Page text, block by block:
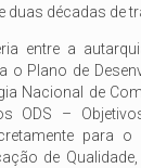
décadas de
entre a
o Plano de
Nacional de
ODS –
para
de